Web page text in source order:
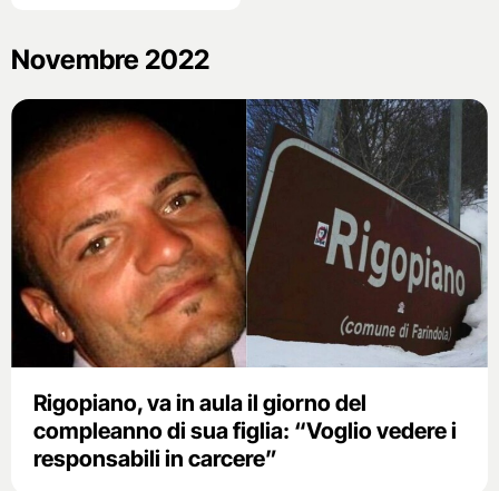
Novembre 2022
Rigopiano, va in aula il giorno del
compleanno di sua figlia: “Voglio vedere i
responsabili in carcere”